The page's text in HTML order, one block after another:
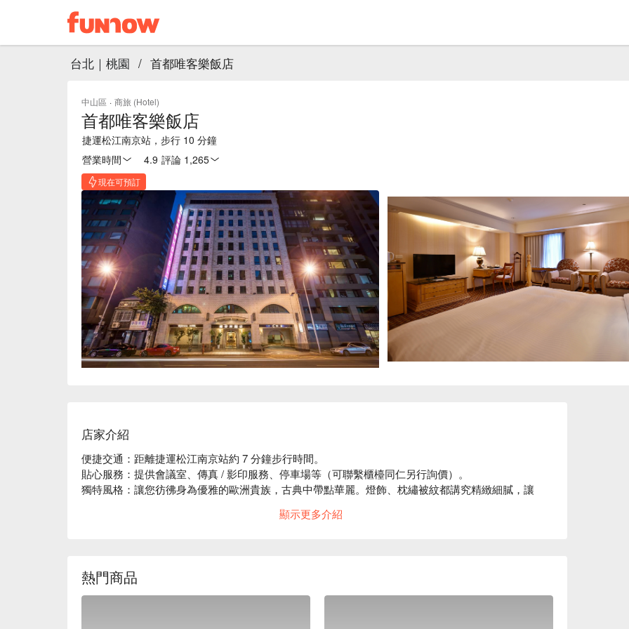
台北｜桃園 / 首都唯客樂飯店
中山區 · 商旅 (Hotel)
首都唯客樂飯店
捷運松江南京站，步行 10 分鐘
營業時間
4.9 評論 1,265
現在可預訂
店家介紹
便捷交通：距離捷運松江南京站約 7 分鐘步行時間。
貼心服務：提供會議室、傳真 / 影印服務、停車場等（可聯繫櫃檯同仁另行詢價）。
獨特風格：讓您彷彿身為優雅的歐洲貴族，古典中帶點華麗。燈飾、枕繡被紋都講究精緻細膩，讓
顯示更多介紹
熱門商品